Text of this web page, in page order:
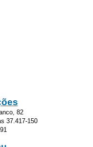
82
37.417-150